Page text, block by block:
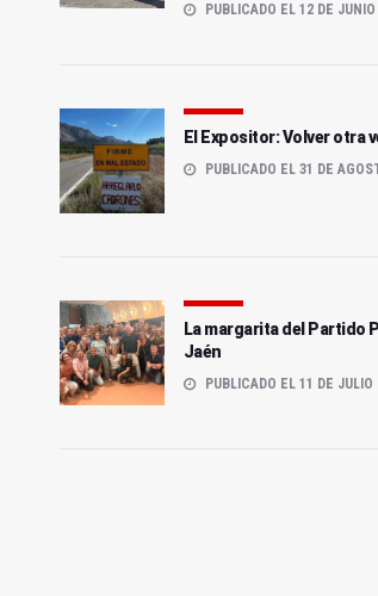
PUBLICADO EL 12 DE
El Expositor: Volver otra
PUBLICADO EL 31 DE
La margarita del Partido
Jaén
PUBLICADO EL 11 DE JULIO